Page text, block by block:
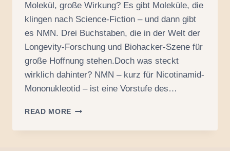
Molekül, große Wirkung? Es gibt Moleküle, die
klingen nach Science-Fiction – und dann gibt
es NMN. Drei Buchstaben, die in der Welt der
Longevity-Forschung und Biohacker-Szene für
große Hoffnung stehen.Doch was steckt
wirklich dahinter? NMN – kurz für Nicotinamid-
Mononukleotid – ist eine Vorstufe des…
READ MORE NMN
WIE